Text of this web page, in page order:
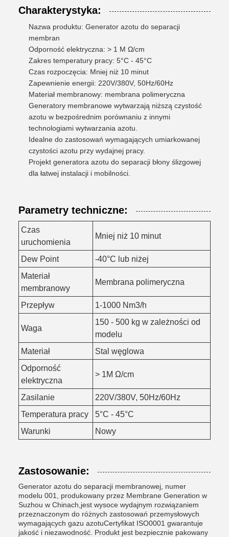
Charakterystyka:
Nazwa produktu: Generator azotu do separacji
membran
Odporność elektryczna: > 1 M Ω/cm
Zakres temperatury pracy: 5°C - 45°C
Czas rozpoczęcia: Mniej niż 10 minut
Zapewnienie energii: 220V/380V, 50Hz/60Hz
Materiał membranowy: membrana polimeryczna
Generatory membranowe wytwarzają niższą czystość
azotu w bezpośrednim porównaniu z innymi
technologiami wytwarzania azotu.
Idealne do zastosowań wymagających umiarkowanej
czystości azotu przy wydajnej pracy.
Projekt generatora azotu do separacji błony ślizgowej
dla łatwej instalacji i mobilności.
Parametry techniczne:
Czas
uruchomienia
Mniej niż 10 minut
Dew Point
-40°C lub niżej
Materiał
membranowy
Membrana polimeryczna
Przepływ 1-1000 Nm3/h
Waga
150 - 500 kg w zależności od
modelu
Materiał
Stal węglowa
Odporność
elektryczna
> 1M Ω/cm
Zasilanie
220V/380V, 50Hz/60Hz
Temperatura pracy
5°C - 45°C
Warunki
Nowy
Zastosowanie:
Generator azotu do separacji membranowej, numer
modelu 001, produkowany przez Membrane Generation w
Suzhou w Chinach,jest wysoce wydajnym rozwiązaniem
przeznaczonym do różnych zastosowań przemysłowych
wymagających gazu azotuCertyfikat ISO0001 gwarantuje
jakość i niezawodność. Produkt jest bezpiecznie pakowany